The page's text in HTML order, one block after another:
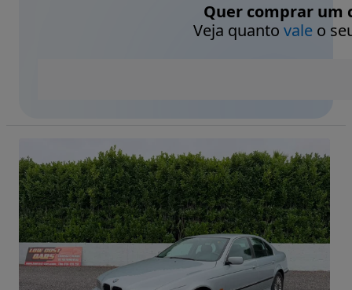
Quer comprar um
Veja quanto valeo